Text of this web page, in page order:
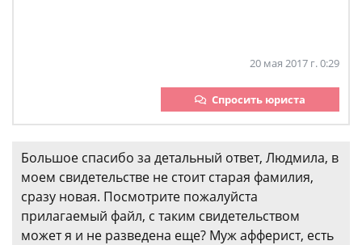
20 мая 2017 г. 0:29
Спросить юриста
Большое спасибо за детальный ответ, Людмила, в
моем свидетельстве не стоит старая фамилия,
сразу новая. Посмотрите пожалуйста
прилагаемый файл, с таким свидетельством
может я и не разведена еще? Муж афферист, есть